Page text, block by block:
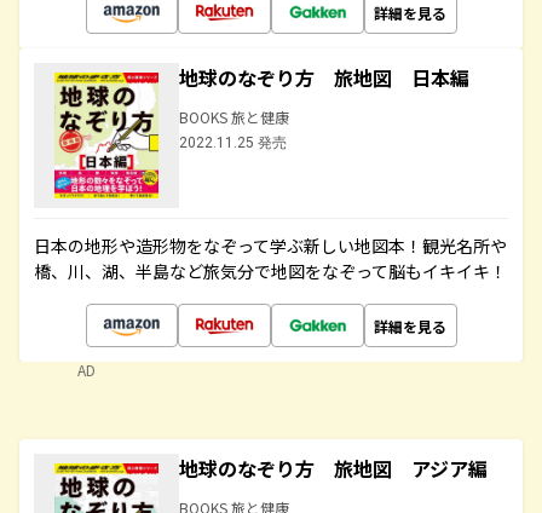
詳細を見る
地球のなぞり方 旅地図 日本編
BOOKS 旅と健康
2022.11.25 発売
日本の地形や造形物をなぞって学ぶ新しい地図本！観光名所や
橋、川、湖、半島など旅気分で地図をなぞって脳もイキイキ！
詳細を見る
AD
地球のなぞり方 旅地図 アジア編
BOOKS 旅と健康